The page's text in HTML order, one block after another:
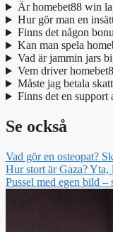
Är homebet88 win
Hur gör man en
Finns det någon
Kan man spela
Vad är jammin jars
Vem driver
Måste jag betala
Finns det en support
Se också
Vad gör en osteopat?
Hur stort är Gaza? Yta,
Pussel med egen bild –